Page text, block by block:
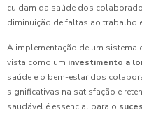
cuidam da saúde dos
diminuição de faltas ao trabalho
A implementação de um sistema
vista como um investimento a
saúde e o bem-estar dos
significativas na satisfação e
saudável é essencial para o